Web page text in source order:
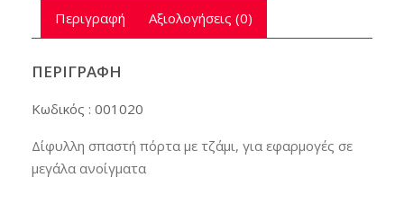
Περιγραφή Αξιολογήσεις (0)
ΠΕΡΙΓΡΑΦΉ
Κωδικός : 001020
Δίφυλλη σπαστή πόρτα με τζάμι, για εφαρμογές σε
μεγάλα ανοίγματα